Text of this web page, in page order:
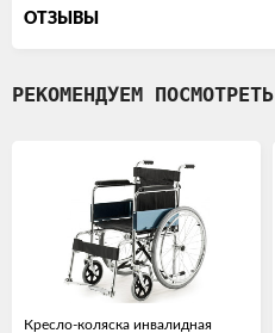
ОТЗЫВЫ
РЕКОМЕНДУЕМ ПОСМОТРЕТЬ
Кресло-коляска инвалидная